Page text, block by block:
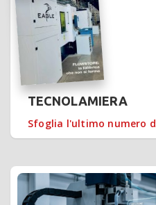
TECNOLAMIERA
Sfoglia l'ultimo numero